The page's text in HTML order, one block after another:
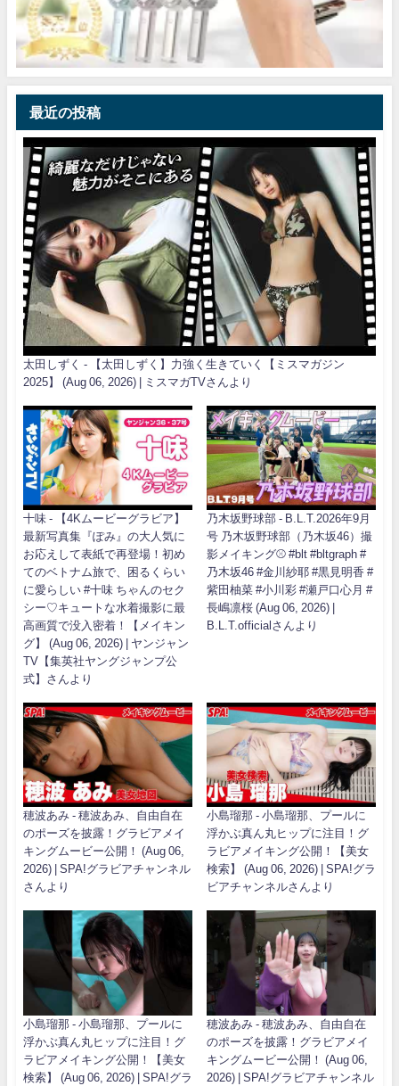
最近の投稿
太田しずく - 【太田しずく】力強く生きていく【ミスマガジン
2025】 (Aug 06, 2026) | ミスマガTVさんより
十味 - 【4Kムービーグラビア】
最新写真集『ぽみ』の大人気に
お応えして表紙で再登場！初め
てのベトナム旅で、困るくらい
に愛らしい #十味 ちゃんのセク
シー♡キュートな水着撮影に最
高画質で没入密着！【メイキン
グ】 (Aug 06, 2026) | ヤンジャン
TV【集英社ヤングジャンプ公
式】さんより
乃木坂野球部 - B.L.T.2026年9月
号 乃木坂野球部（乃木坂46）撮
影メイキング⚾️ #blt #bltgraph #
乃木坂46 #金川紗耶 #黒見明香 #
紫田柚菜 #小川彩 #瀬戸口心月 #
長嶋凛桜 (Aug 06, 2026) |
B.L.T.officialさんより
穂波あみ - 穂波あみ、自由自在
のポーズを披露！グラビアメイ
キングムービー公開！ (Aug 06,
2026) | SPA!グラビアチャンネル
さんより
小島瑠那 - 小島瑠那、プールに
浮かぶ真ん丸ヒップに注目！グ
ラビアメイキング公開！【美女
検索】 (Aug 06, 2026) | SPA!グラ
ビアチャンネルさんより
小島瑠那 - 小島瑠那、プールに
浮かぶ真ん丸ヒップに注目！グ
ラビアメイキング公開！【美女
検索】 (Aug 06, 2026) | SPA!グラ
穂波あみ - 穂波あみ、自由自在
のポーズを披露！グラビアメイ
キングムービー公開！ (Aug 06,
2026) | SPA!グラビアチャンネル